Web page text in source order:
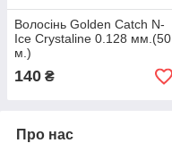
Волосінь Golden Catch N-
Ice Crystaline 0.128 мм.(50
м.)
140 ₴
Про нас